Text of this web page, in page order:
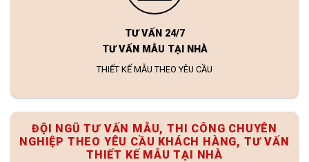
TƯ VẤN 24/7
TƯ VẤN MẪU TẠI NHÀ
THIẾT KẾ MẪU THEO YÊU CẦU
ĐỘI NGŨ TƯ VẤN MẪU, THI CÔNG CHUYÊN
NGHIỆP THEO YÊU CẦU KHÁCH HÀNG, TƯ VẤN
THIẾT KẾ MẪU TẠI NHÀ